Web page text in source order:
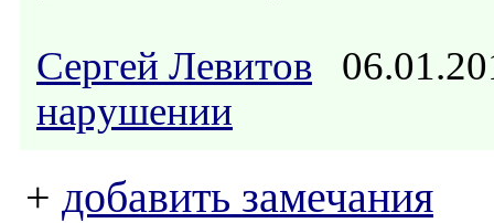
Сергей Левитов
нарушении
+ добавить замечания